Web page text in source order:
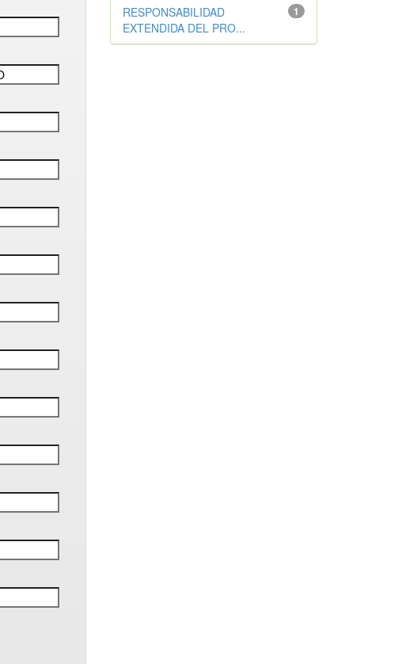
1
RESPONSABILIDAD
EXTENDIDA DEL PRO...